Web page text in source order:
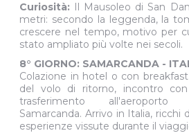
Curiosità: Il Mausoleo di San
metri: secondo la leggenda, la
crescere nel tempo, motivo per
stato ampliato più volte nei secoli.
8° GIORNO: SAMARCANDA -
Colazione in hotel o con
del volo di ritorno, incontro
trasferimento all'aeroporto
Samarcanda. Arrivo in Italia, ricchi
esperienze vissute durante il